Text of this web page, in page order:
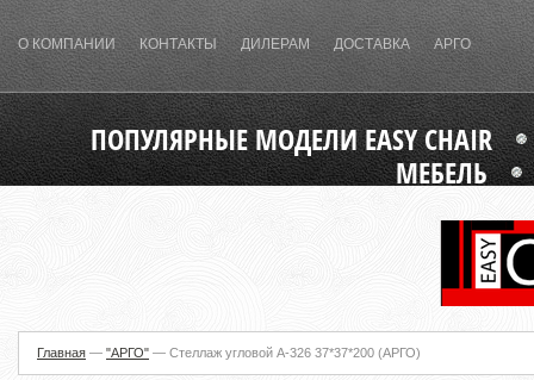
О КОМПАНИИ КОНТАКТЫ ДИЛЕРАМ ДОСТАВКА АРГО
ПОПУЛЯРНЫЕ МОДЕЛИ EASY CHAIR
МЕБЕЛЬ
Главная — "АРГО" — Стеллаж угловой А-326 37*37*200 (АРГО)